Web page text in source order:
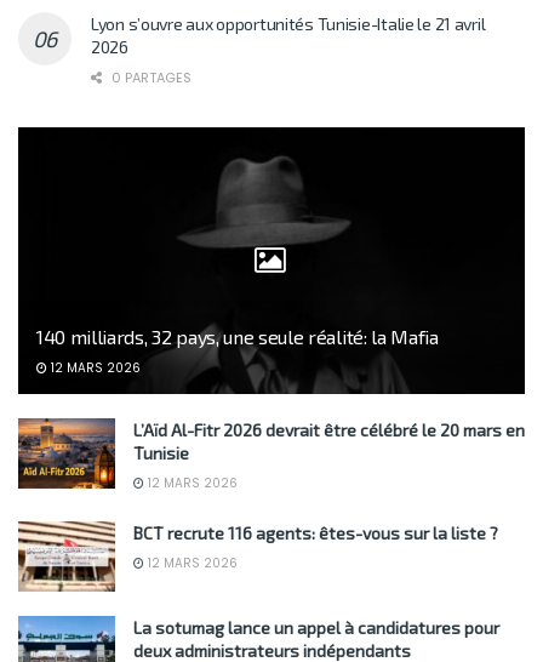
Lyon s’ouvre aux opportunités Tunisie-Italie le 21 avril
2026
0 PARTAGES
140 milliards, 32 pays, une seule réalité: la Mafia
12 MARS 2026
L’Aïd Al-Fitr 2026 devrait être célébré le 20 mars en
Tunisie
12 MARS 2026
BCT recrute 116 agents: êtes-vous sur la liste ?
12 MARS 2026
La sotumag lance un appel à candidatures pour
deux administrateurs indépendants